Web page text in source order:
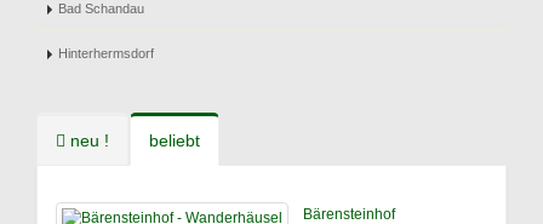
Bad Schandau
Hinterhermsdorf
neu ! beliebt
Bärensteinhof